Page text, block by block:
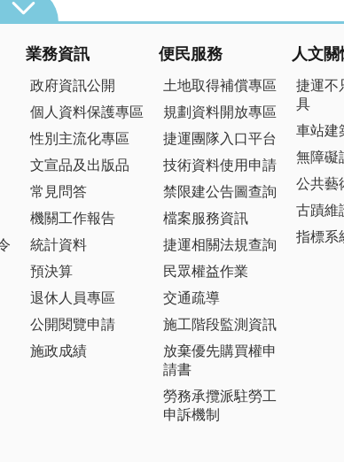
業務資訊
政府資訊公開
個人資料保護專區
性別主流化專區
文宣品及出版品
常見問答
機關工作報告
統計資料
預決算
退休人員專區
公開閱覽申請
施政成績
便民服務
土地取得補償專區
規劃資料開放專區
捷運團隊入口平台
技術資料使用申請
禁限建公告圖查詢
檔案服務資訊
捷運相關法規查詢
民眾權益作業
交通疏導
施工階段監測資訊
放棄優先購買權申
請書
勞務承攬派駐勞工
申訴機制
人文關
捷運不
具
車站建
無障礙
公共藝
古蹟維
指標系